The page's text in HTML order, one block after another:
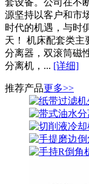
源坚持以客户和市
时代的机遇，与时
天！ 机床配套类主
分离器，双滚筒磁
分离机，... [详细]
推荐产品更多>>